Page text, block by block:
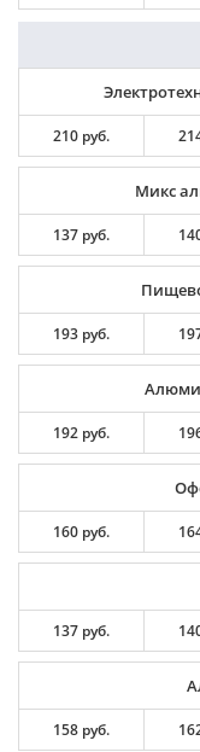
210 руб.
Микс
137 руб.
193 руб.
192 руб.
160 руб.
137 руб.
158 руб.